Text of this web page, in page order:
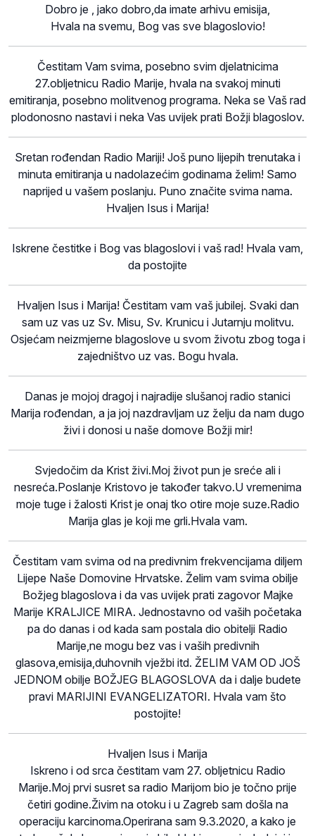
Dobro je , jako dobro,da imate arhivu emisija,
Hvala na svemu, Bog vas sve blagoslovio!
Čestitam Vam svima, posebno svim djelatnicima
27.obljetnicu Radio Marije, hvala na svakoj minuti
emitiranja, posebno molitvenog programa. Neka se Vaš rad
plodonosno nastavi i neka Vas uvijek prati Božji blagoslov.
Sretan rođendan Radio Mariji! Još puno lijepih trenutaka i
minuta emitiranja u nadolazećim godinama želim! Samo
naprijed u vašem poslanju. Puno značite svima nama.
Hvaljen Isus i Marija!
Iskrene čestitke i Bog vas blagoslovi i vaš rad! Hvala vam,
da postojite
Hvaljen Isus i Marija! Čestitam vam vaš jubilej. Svaki dan
sam uz vas uz Sv. Misu, Sv. Krunicu i Jutarnju molitvu.
Osjećam neizmjerne blagoslove u svom životu zbog toga i
zajedništvo uz vas. Bogu hvala.
Danas je mojoj dragoj i najradije slušanoj radio stanici
Marija rođendan, a ja joj nazdravljam uz želju da nam dugo
živi i donosi u naše domove Božji mir!
Svjedočim da Krist živi.Moj život pun je sreće ali i
nesreća.Poslanje Kristovo je također takvo.U vremenima
moje tuge i žalosti Krist je onaj tko otire moje suze.Radio
Marija glas je koji me grli.Hvala vam.
Čestitam vam svima od na predivnim frekvencijama diljem
Lijepe Naše Domovine Hrvatske. Želim vam svima obilje
Božjeg blagoslova i da vas uvijek prati zagovor Majke
Marije KRALJICE MIRA. Jednostavno od vaših početaka
pa do danas i od kada sam postala dio obitelji Radio
Marije,ne mogu bez vas i vaših predivnih
glasova,emisija,duhovnih vježbi itd. ŽELIM VAM OD JOŠ
JEDNOM obilje BOŽJEG BLAGOSLOVA da i dalje budete
pravi MARIJINI EVANGELIZATORI. Hvala vam što
postojite!
Hvaljen Isus i Marija
Iskreno i od srca čestitam vam 27. obljetnicu Radio
Marije.Moj prvi susret sa radio Marijom bio je točno prije
četiri godine.Živim na otoku i u Zagreb sam došla na
operaciju karcinoma.Operirana sam 9.3.2020, a kako je